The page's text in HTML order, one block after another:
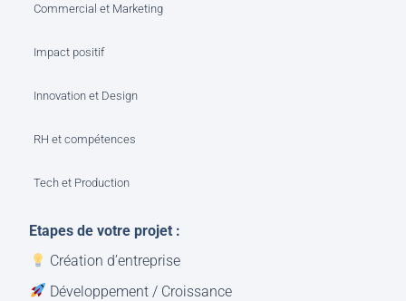
Commercial et Marketing
Impact positif
Innovation et Design
RH et compétences
Tech et Production
Etapes de votre projet :
Création d’entreprise
Développement / Croissance